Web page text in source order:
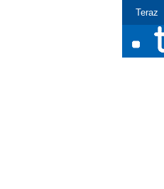
Teraz